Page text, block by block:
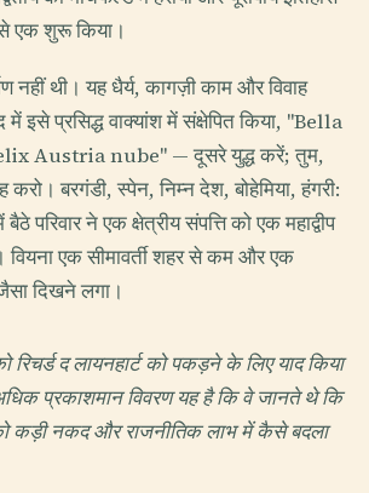
एक शुरू किया।
नहीं थी। यह धैर्य, कागज़ी काम और विवाह
इसे प्रसिद्ध वाक्यांश में संक्षेपित किया, "Bella
Austria nube" — दूसरे युद्ध करें; तुम,
करो। बरगंडी, स्पेन, निम्न देश, बोहेमिया, हंगरी:
परिवार ने एक क्षेत्रीय संपत्ति को एक महाद्वीप
वियना एक सीमावर्ती शहर से कम और एक
जैसा दिखने लगा।
रिचर्ड द लायनहार्ट को पकड़ने के लिए याद किया
प्रकाशमान विवरण यह है कि वे जानते थे कि
कड़ी नकद और राजनीतिक लाभ में कैसे बदला